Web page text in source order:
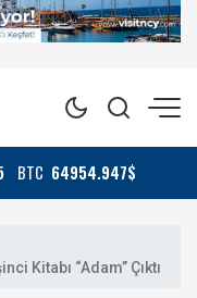
BTC 64954.947$
Kitabı “Adam” Çıktı